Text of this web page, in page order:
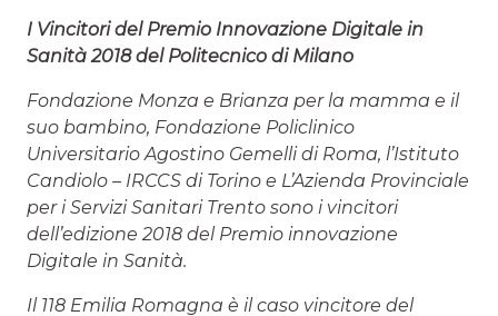
I Vincitori del Premio Innovazione Digitale in
Sanità 2018 del Politecnico di Milano
Fondazione Monza e Brianza per la mamma e il
suo bambino, Fondazione Policlinico
Universitario Agostino Gemelli di Roma, l’Istituto
Candiolo – IRCCS di Torino e L’Azienda Provinciale
per i Servizi Sanitari Trento sono i vincitori
dell’edizione 2018 del Premio innovazione
Digitale in Sanità.
Il 118 Emilia Romagna è il caso vincitore del